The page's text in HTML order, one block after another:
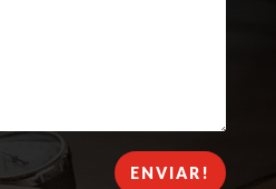
ENVIAR!